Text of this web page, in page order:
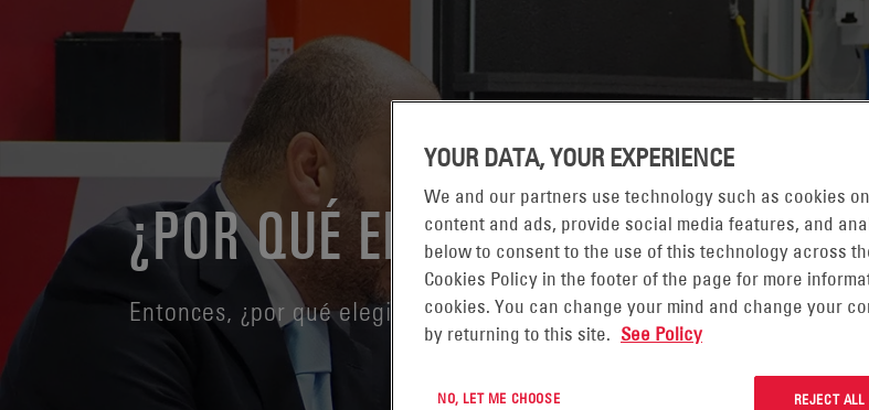
¿POR QUÉ ENERSYS?
Entonces, ¿por qué elegir asociarse con EnerSys?
YOUR DATA, YOUR EXPERIENCE
We and our partners use technology such as cookies
content and ads, provide social media features, and
below to consent to the use of this technology across
Cookies Policy in the footer of the page for more
cookies. You can change your mind and change your
by returning to this site. See Policy
NO, LET ME CHOOSE REJECT ALL